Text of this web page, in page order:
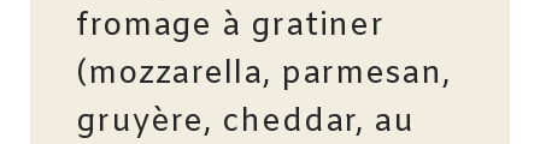
fromage à gratiner
(mozzarella, parmesan,
gruyère, cheddar, au